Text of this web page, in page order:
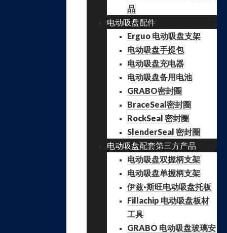
品
电动吸盘配件
Erguo 电动吸盘支架
电动吸盘手提包
电动吸盘充电器
电动吸盘备用电池
GRABO密封圈
BraceSeal密封圈
RockSeal 密封圈
SlenderSeal 密封圈
电动吸盘配套第三方产品
电动吸盘双握柄支架
电动吸盘单握柄支架
伊兹·斯旺电动吸盘托板
Fillachip 电动吸盘板材
工具
GRABO 电动吸盘玻璃安